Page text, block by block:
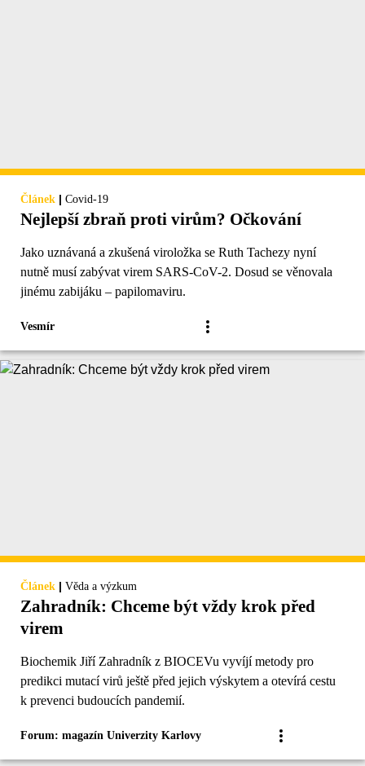
Článek | Covid-19
Nejlepší zbraň proti virům? Očkování
Jako uznávaná a zkušená viroložka se Ruth Tachezy nyní
nutně musí zabývat virem SARS-CoV-2. Dosud se věnovala
jinému zabijáku – papilomaviru.
Vesmír
Článek | Věda a výzkum
Zahradník: Chceme být vždy krok před
virem
Biochemik Jiří Zahradník z BIOCEVu vyvíjí metody pro
predikci mutací virů ještě před jejich výskytem a otevírá cestu
k prevenci budoucích pandemií.
Forum: magazín Univerzity Karlovy